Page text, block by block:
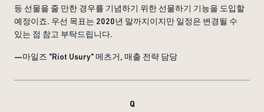
등 선물을 줄 만한 경우를 기념하기 위한 선물하기 기능을 도입할
예정이죠. 우선 목표는 2020년 말까지이지만 일정은 변경될 수
있는 점 참고 부탁드립니다.
—마일즈 "Riot Usury" 메츠거, 매출 전략 담당
Q